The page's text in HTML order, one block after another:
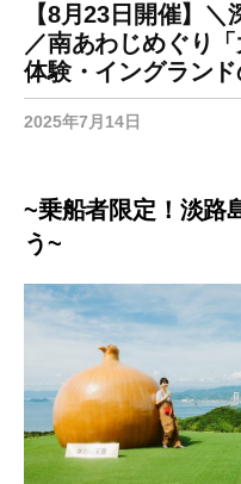
【8月23日開催】
／南あわじめぐり
体験・イングランド
2025年7月14日
~乗船者限定！淡路
う~